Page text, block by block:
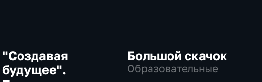
"Создавая
будущее".
Большой скачок
Образовательные